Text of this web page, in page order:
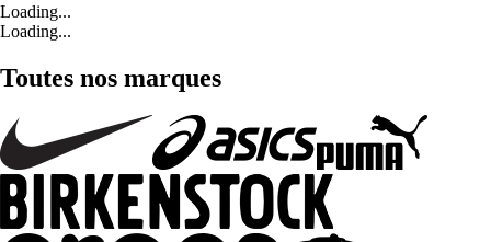
Loading...
Loading...
Toutes nos marques